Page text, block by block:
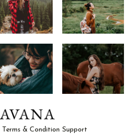
Terms & Condition Support